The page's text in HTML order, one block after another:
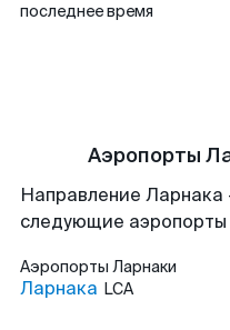
последнее время
Аэропорты
Направление
следующие аэропорты
Аэропорты Ларнаки
Ларнака LCA